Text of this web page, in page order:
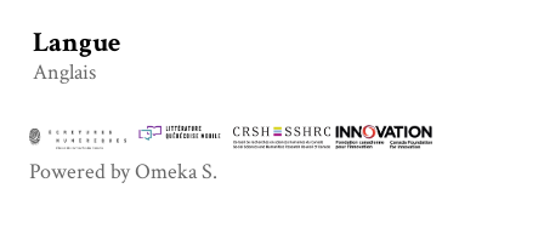
Langue
Anglais
Powered by Omeka S.